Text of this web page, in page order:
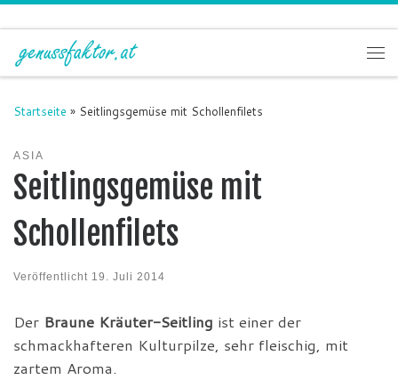
Zum Inhalt springen
Startseite » Seitlingsgemüse mit Schollenfilets
ASIA
Seitlingsgemüse mit
Schollenfilets
Veröffentlicht 19. Juli 2014
Der Braune Kräuter-Seitling ist einer der
schmackhafteren Kulturpilze, sehr fleischig, mit
zartem Aroma.